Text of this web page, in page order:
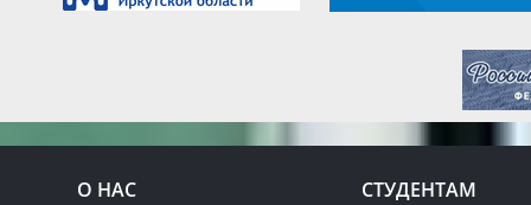
О НАС СТУДЕНТАМ